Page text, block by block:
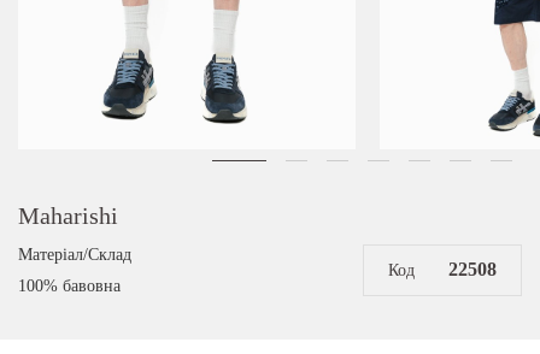
Maharishi
Матеріал/Склад
100% бавовна
Код 22508